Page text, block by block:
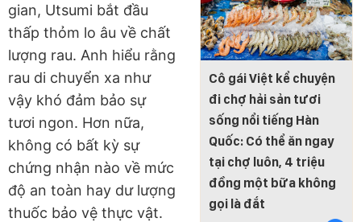
Cô gái Việt kể chuyện
đi chợ hải sản tươi
sống nổi tiếng Hàn
Quốc: Có thể ăn ngay
tại chợ luôn, 4 triệu
đồng một bữa không
gọi là đắt
gian, Utsumi bắt đầu
thấp thỏm lo âu về chất
lượng rau. Anh hiểu rằng
rau di chuyển xa như
vậy khó đảm bảo sự
tươi ngon. Hơn nữa,
không có bất kỳ sự
chứng nhận nào về mức
độ an toàn hay dư lượng
thuốc bảo vệ thực vật.